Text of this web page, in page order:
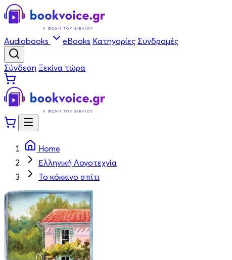
Audiobooks eBooks Κατηγορίες Συνδρομές
Σύνδεση Ξεκίνα τώρα
Home
Ελληνική Λογοτεχνία
Το κόκκινο σπίτι